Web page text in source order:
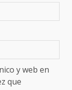
y web en
que